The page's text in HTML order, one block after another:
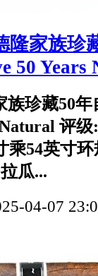
家族珍
50 Years
族珍藏50
评级
乘54英寸
瓜...
04-07